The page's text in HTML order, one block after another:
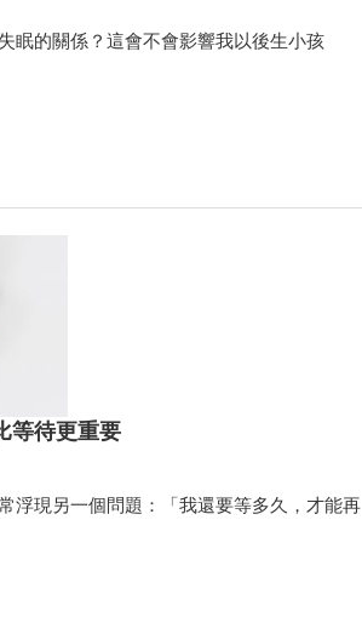
眠的關係？這會不會影響我以後生小孩
等待更重要
浮現另一個問題：「我還要等多久，才能再